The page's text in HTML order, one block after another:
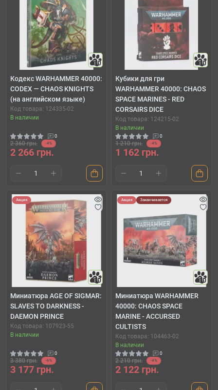
10
Кодекс WARHAMMER 40000:
CODEX — CHAOS KNIGHTS
(на английском языке)
Код товара: 124335-02
В наличии
0
2 360 грн. -4%
2 266 грн.
10
Кубики для гри
WARHAMMER 40000: CHAOS
SPACE MARINES - RED
CORSAIRS DICE
Код товара: 124215-02
В наличии
0
1 210 грн. -4%
1 162 грн.
Акция
10
Миниатюра AGE OF SIGMAR:
SLAVES TO DARKNESS -
DAEMON PRINCE
Код товара: 107923-55
В наличии
0
3 380 грн. -6%
3 177 грн.
Акция Заканчивается
10
Миниатюра WARHAMMER
40000: CHAOS SPACE
MARINE - ACCURSED
CULTISTS
Код товара: 104463-02
В наличии
0
2 210 грн. -4%
2 122 грн.